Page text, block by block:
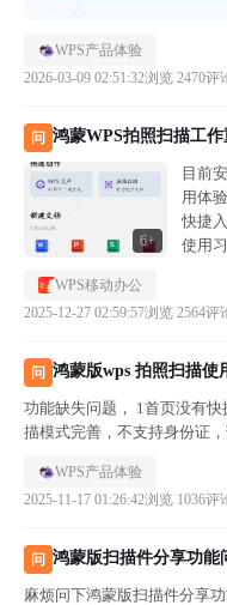
WPS产品体验
2026-03-09 02:51:32浏览 2470评
问 鸿蒙WPS拍照扫描工
6+
目前
用体
快捷
使用
WPS移动办公
2025-12-27 02:59:57浏览 2564评
问 鸿蒙版wps 拍照扫描使
功能缺失问题， 1首页没有
描模式完善，不支持身份证
配优化对标扫描全能王
WPS产品体验
2025-11-17 01:26:42浏览 1036评
问 鸿蒙版扫描件分享功能
麻烦问下鸿蒙版扫描件分享